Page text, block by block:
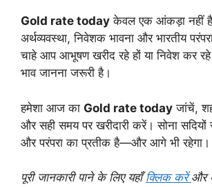
Gold rate today केवल एक आंकड़ा नहीं
अर्थव्यवस्था, निवेशक भावना और भारतीय
चाहे आप आभूषण खरीद रहे हों या निवेश कर रहे
भाव जानना जरूरी है।
हमेशा आज का Gold rate today जांचें,
और सही समय पर खरीदारी करें। सोना सदियों
और परंपरा का प्रतीक है—और आगे भी रहेगा।
पूरी जानकारी पाने के लिए यहाँक्लिक करेंऔर